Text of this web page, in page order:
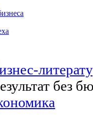
без